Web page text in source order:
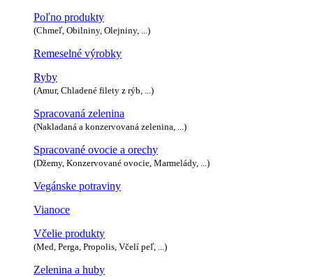
Poľno produkty
(Chmeľ, Obilniny, Olejniny, ...)
Remeselné výrobky
Ryby
(Amur, Chladené filety z rýb, ...)
Spracovaná zelenina
(Nakladaná a konzervovaná zelenina, ...)
Spracované ovocie a orechy
(Džemy, Konzervované ovocie, Marmelády, ...)
Vegánske potraviny
Vianoce
Včelie produkty
(Med, Perga, Propolis, Včelí peľ, ...)
Zelenina a huby